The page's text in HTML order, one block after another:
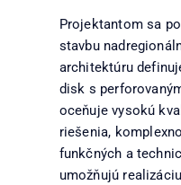
Projektantom sa
stavbu
architektúru
disk s
oceňuje vysokú
riešenia,
funkčných a
umožňujú